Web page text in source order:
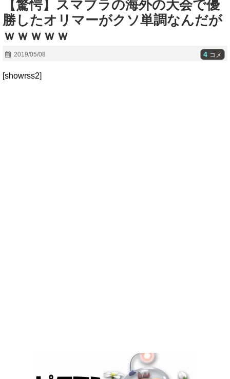
【驚愕】スマブラの海外の大会で優
勝したオリマーがクソ単調なんだが
ｗｗｗｗｗ
2019/05/08 4 コメ
[showrss2]